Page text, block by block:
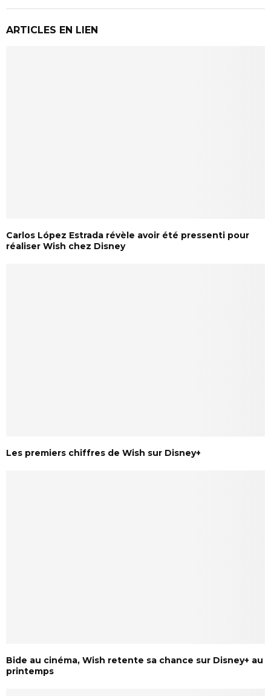
ARTICLES EN LIEN
Carlos López Estrada révèle avoir été pressenti pour
réaliser Wish chez Disney
Les premiers chiffres de Wish sur Disney+
Bide au cinéma, Wish retente sa chance sur Disney+ au
printemps